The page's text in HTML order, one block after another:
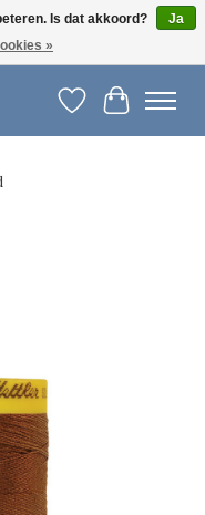
Verlanglijst
Is dat akkoord?
Ja
»